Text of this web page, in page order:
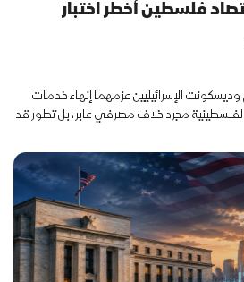
فلسطين أخطر اختبار
الإسرائيليين عزمهما إنهاء خدمات
مجرد خلاف مصرفي عابر، بل تطور قد